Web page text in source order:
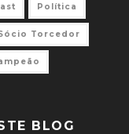
Política
Torcedor
BLOG